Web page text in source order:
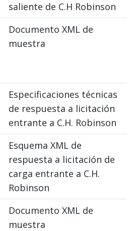
saliente de C.H Robinson
Documento XML de
muestra
Especificaciones técnicas
de respuesta a licitación
entrante a C.H. Robinson
Esquema XML de
respuesta a licitación de
carga entrante a C.H.
Robinson
Documento XML de
muestra